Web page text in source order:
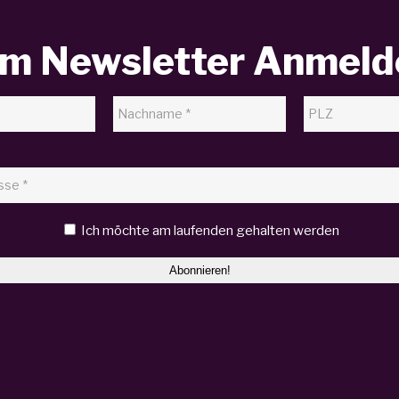
Newsletter
Ich möchte am laufenden gehalten werden